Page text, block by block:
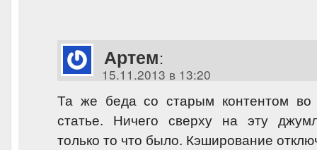
Артем:
15.11.2013 в 13:20
Та же беда со старым контентом во
статье. Ничего сверху на эту
только то что было. Кэширование